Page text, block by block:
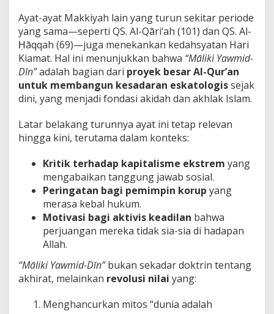
Ayat-ayat Makkiyah lain yang turun sekitar periode
yang sama—seperti QS. Al-Qāri‘ah (101) dan QS. Al-
Ḥāqqah (69)—juga menekankan kedahsyatan Hari
Kiamat. Hal ini menunjukkan bahwa “Māliki Yawmid-
Dīn”adalah bagian dari proyek besar Al-Qur’an
untuk membangun kesadaran eskatologissejak
dini, yang menjadi fondasi akidah dan akhlak Islam.
Latar belakang turunnya ayat ini tetap relevan
hingga kini, terutama dalam konteks:
Kritik terhadap kapitalisme ekstrem yang
mengabaikan tanggung jawab sosial.
Peringatan bagi pemimpin korup yang
merasa kebal hukum.
Motivasi bagi aktivis keadilan bahwa
perjuangan mereka tidak sia-sia di hadapan
Allah.
“Māliki Yawmid-Dīn”bukan sekadar doktrin tentang
akhirat, melainkan revolusi nilai yang:
Menghancurkan mitos “dunia adalah